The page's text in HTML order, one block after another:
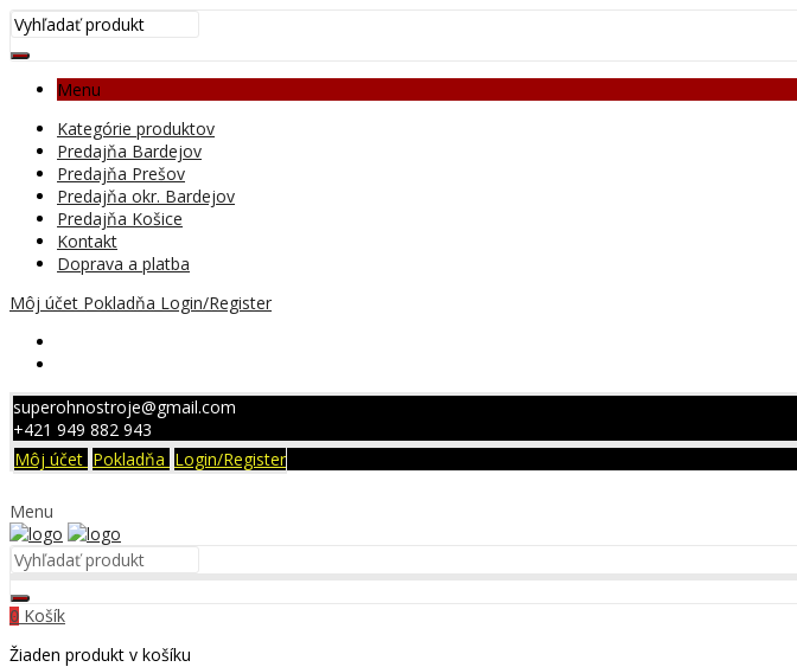
Menu
Kategórie produktov
Predajňa Bardejov
Predajňa Prešov
Predajňa okr. Bardejov
Predajňa Košice
Kontakt
Doprava a platba
Môj účet Pokladňa Login/Register
superohnostroje@gmail.com
+421 949 882 943
Môj účet Pokladňa Login/Register
Menu
0 Košík
Žiaden produkt v košíku